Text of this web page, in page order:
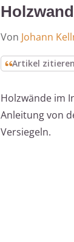
Von Johann
Artikel zitieren
Holzwände im
Anleitung von
Versiegeln.